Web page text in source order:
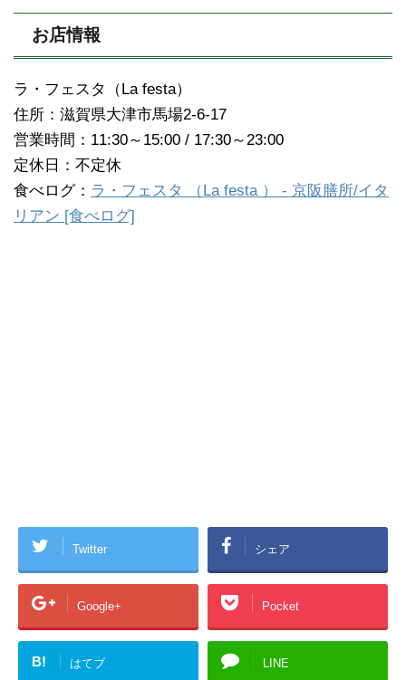
お店情報
ラ・フェスタ（La festa）
住所：滋賀県大津市馬場2-6-17
営業時間：11:30～15:00 / 17:30～23:00
定休日：不定休
食べログ： ラ・フェスタ （La festa ） - 京阪膳所/イタ
リアン [食べログ]
Twitter シェア
Google+ Pocket
B! はてブ LINE